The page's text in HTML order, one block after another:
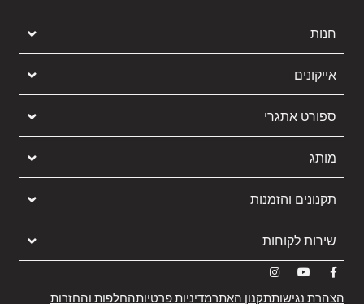
חנות
אייקונים
ספורט אתגרי
מותג
תקנונים והזמנות
שירות לקוחות
הצהרת נגישותתקנון האתרמדיניות פרטיותהחלפות והחזרות